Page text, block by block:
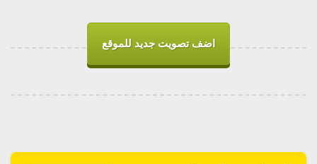
اضف تصويت جديد للموقع